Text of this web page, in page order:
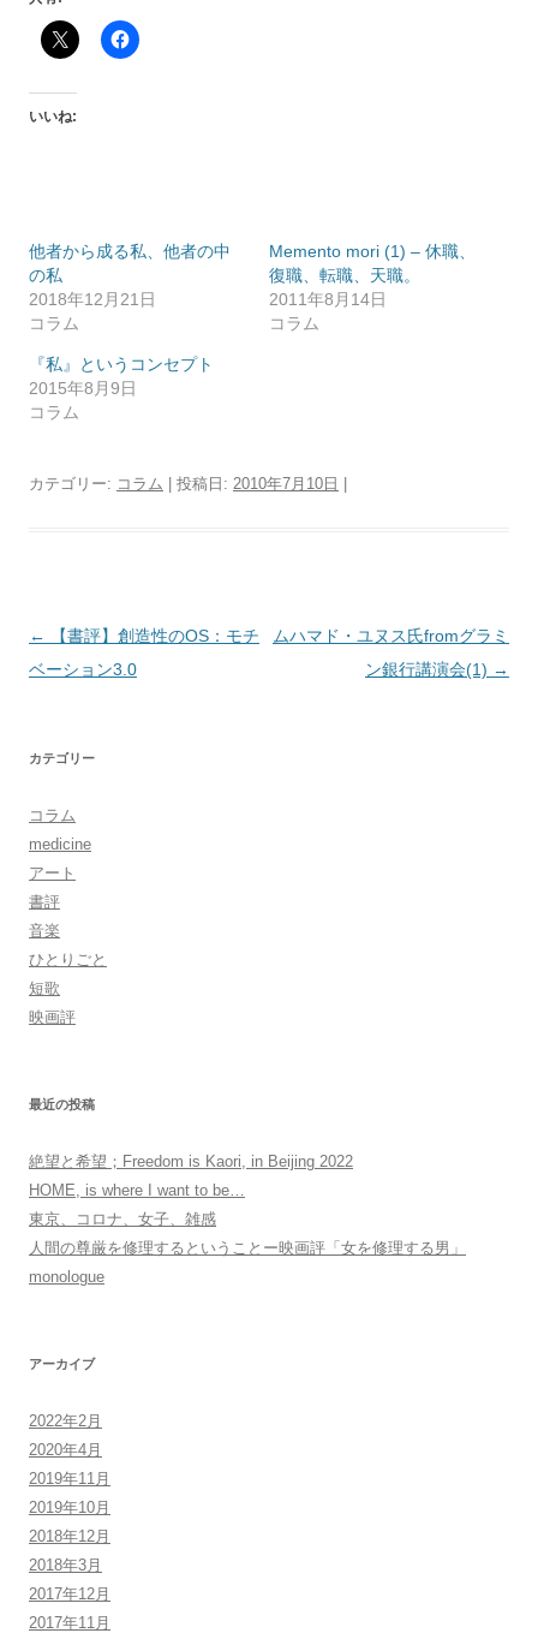
いいね:
他者から成る私、他者の中
の私
2018年12月21日
コラム
Memento mori (1) – 休職、
復職、転職、天職。
2011年8月14日
コラム
『私』というコンセプト
2015年8月9日
コラム
カテゴリー: コラム | 投稿日: 2010年7月10日
投
稿
ゲ
シ
ョ
ン
←
【書評】創造性のOS：モチ
ベーション3.0
ムハマド・ユヌス氏fromグラミ
ン銀行講演会(1) →
カテゴリー
コラム
medicine
アート
書評
音楽
ひとりごと
短歌
映画評
最近の投稿
絶望と希望；Freedom is Kaori, in Beijing 2022
HOME, is where I want to be…
東京、コロナ、女子、雑感
人間の尊厳を修理するということー映画評「女を修理する男」
monologue
アーカイブ
2022年2月
2020年4月
2019年11月
2019年10月
2018年12月
2018年3月
2017年12月
2017年11月